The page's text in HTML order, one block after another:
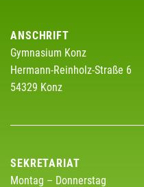
ANSCHRIFT
Gymnasium Konz
Hermann-Reinholz-Straße 6
54329 Konz
SEKRETARIAT
Montag – Donnerstag